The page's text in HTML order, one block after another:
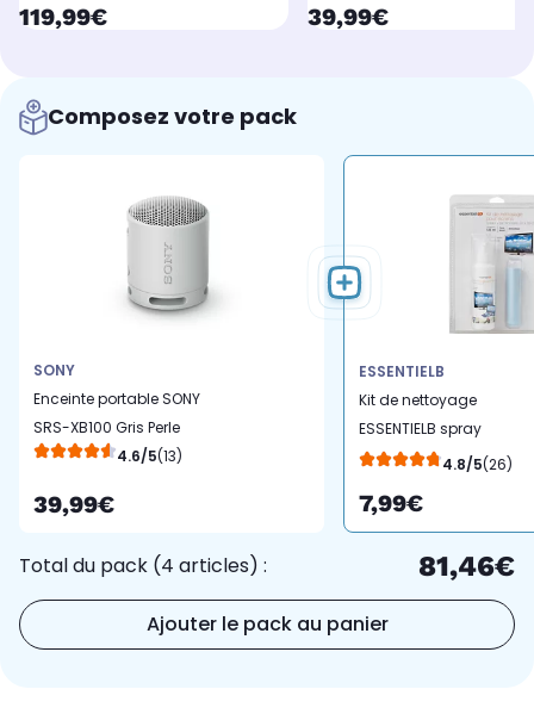
currentPrice
119,99€ currentPrice
39,99€
Composez votre pack
SONY
Enceinte portable SONY
SRS-XB100 Gris Perle
4.6/5(13)
39,99€
ESSENTIELB
Kit de nettoyage
ESSENTIELB spray
125ml+micro fibre
4.8/5(26)
7,99€
Total du pack (4 articles) : 81,46€
Ajouter le pack au panier